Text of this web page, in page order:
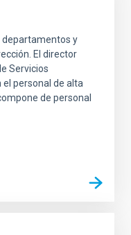
departamentos y
El director
Servicios
personal de alta
de personal